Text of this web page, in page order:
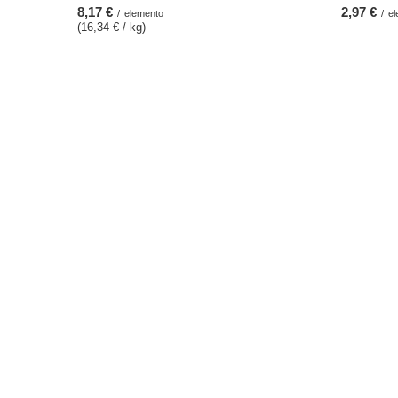
8,17 € / elemento
(16,34 € / kg)
2,97 € /